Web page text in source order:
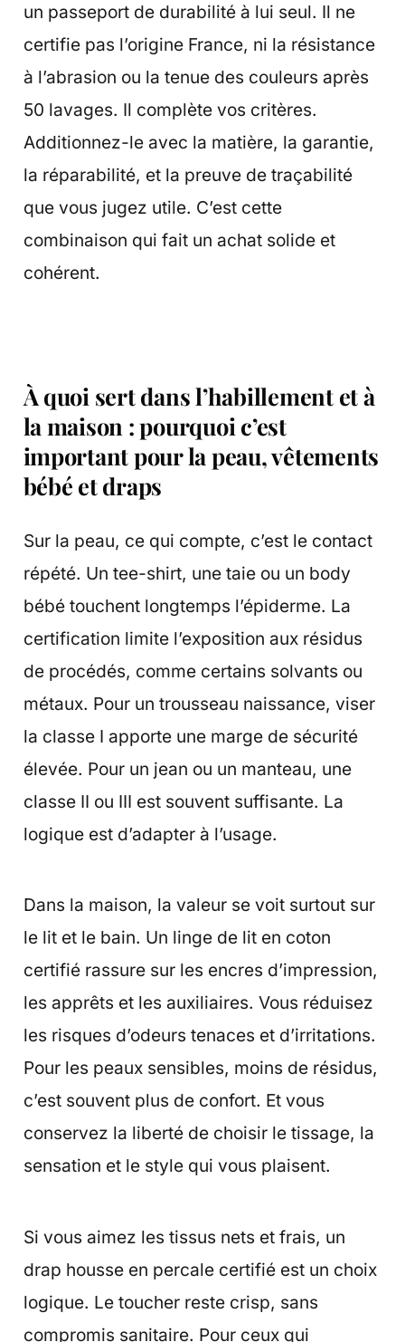
un passeport de durabilité à lui seul. Il ne
certifie pas l’origine France, ni la résistance
à l’abrasion ou la tenue des couleurs après
50 lavages. Il complète vos critères.
Additionnez-le avec la matière, la garantie,
la réparabilité, et la preuve de traçabilité
que vous jugez utile. C’est cette
combinaison qui fait un achat solide et
cohérent.
À quoi sert dans l’habillement et à
la maison : pourquoi c’est
important pour la peau, vêtements
bébé et draps
Sur la peau, ce qui compte, c’est le contact
répété. Un tee-shirt, une taie ou un body
bébé touchent longtemps l’épiderme. La
certification limite l’exposition aux résidus
de procédés, comme certains solvants ou
métaux. Pour un trousseau naissance, viser
la classe I apporte une marge de sécurité
élevée. Pour un jean ou un manteau, une
classe II ou III est souvent suffisante. La
logique est d’adapter à l’usage.
Dans la maison, la valeur se voit surtout sur
le lit et le bain. Un linge de lit en coton
certifié rassure sur les encres d’impression,
les apprêts et les auxiliaires. Vous réduisez
les risques d’odeurs tenaces et d’irritations.
Pour les peaux sensibles, moins de résidus,
c’est souvent plus de confort. Et vous
conservez la liberté de choisir le tissage, la
sensation et le style qui vous plaisent.
Si vous aimez les tissus nets et frais, un
drap housse en percale certifié est un choix
logique. Le toucher reste crisp, sans
compromis sanitaire. Pour ceux qui